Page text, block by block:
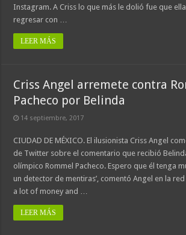
Instagram. A Criss lo que más le dolió fue que
regresar con …
LEER MÁS
Criss Angel arremete contra
Pacheco por Belinda
14 septiembre, 2017
CIUDAD DE MÉXICO. El ilusionista Criss Angel
de Twitter sobre el comentario que recibió
olímpico Rommel Pacheco. Espero que él tenga
un detector de mentiras’, comentó Angel en la
a lot of money and …
LEER MÁS